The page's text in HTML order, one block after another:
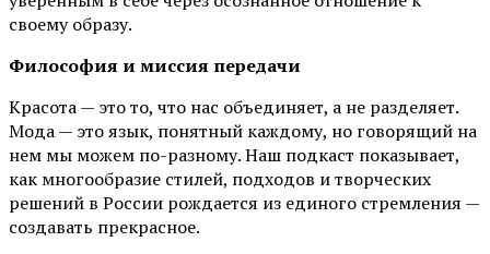
своему образу.
Философия и миссия передачи
Красота — это то, что нас объединяет, а не разделяет.
Мода — это язык, понятный каждому, но говорящий на
нем мы можем по-разному. Наш подкаст показывает,
как многообразие стилей, подходов и творческих
решений в России рождается из единого стремления —
создавать прекрасное.